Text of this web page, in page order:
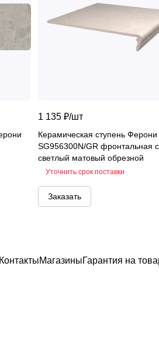
1 135 ₽/шт
Керамическая ступень Ферони
SG956300N/GR фронтальная
светлый матовый обрезной
Уточнить срок поставки
Заказать
КонтактыМагазиныГарантия на